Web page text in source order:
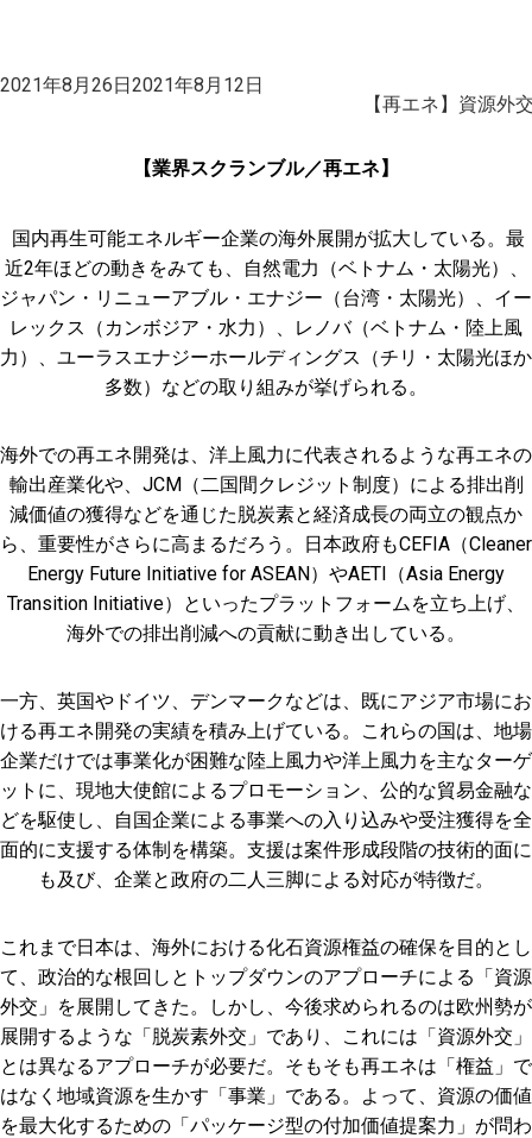
投
2021年8月26日2021年8月12日
【再エネ】資源外
【業界スクランブル／再エネ】
国内再生可能エネルギー企業の海外展開が拡大している。最
近2年ほどの動きをみても、自然電力（ベトナム・太陽光）、
ジャパン・リニューアブル・エナジー（台湾・太陽光）、イー
レックス（カンボジア・水力）、レノバ（ベトナム・陸上風
力）、ユーラスエナジーホールディングス（チリ・太陽光ほか
多数）などの取り組みが挙げられる。
海外での再エネ開発は、洋上風力に代表されるような再エネの
輸出産業化や、JCM（二国間クレジット制度）による排出削
減価値の獲得などを通じた脱炭素と経済成長の両立の観点か
ら、重要性がさらに高まるだろう。日本政府もCEFIA（Cleaner
Energy Future Initiative for ASEAN）やAETI（Asia Energy
Transition Initiative）といったプラットフォームを立ち上げ、
海外での排出削減への貢献に動き出している。
一方、英国やドイツ、デンマークなどは、既にアジア市場にお
ける再エネ開発の実績を積み上げている。これらの国は、地場
企業だけでは事業化が困難な陸上風力や洋上風力を主なターゲ
ットに、現地大使館によるプロモーション、公的な貿易金融な
どを駆使し、自国企業による事業への入り込みや受注獲得を全
面的に支援する体制を構築。支援は案件形成段階の技術的面に
も及び、企業と政府の二人三脚による対応が特徴だ。
これまで日本は、海外における化石資源権益の確保を目的とし
て、政治的な根回しとトップダウンのアプローチによる「資源
外交」を展開してきた。しかし、今後求められるのは欧州勢が
展開するような「脱炭素外交」であり、これには「資源外交」
とは異なるアプローチが必要だ。そもそも再エネは「権益」で
はなく地域資源を生かす「事業」である。よって、資源の価値
を最大化するための「パッケージ型の付加価値提案力」が問わ